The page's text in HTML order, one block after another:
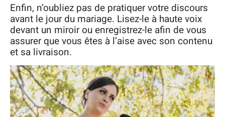
Enfin, n’oubliez pas de pratiquer votre discours
avant le jour du mariage. Lisez-le à haute voix
devant un miroir ou enregistrez-le afin de vous
assurer que vous êtes à l’aise avec son contenu
et sa livraison.